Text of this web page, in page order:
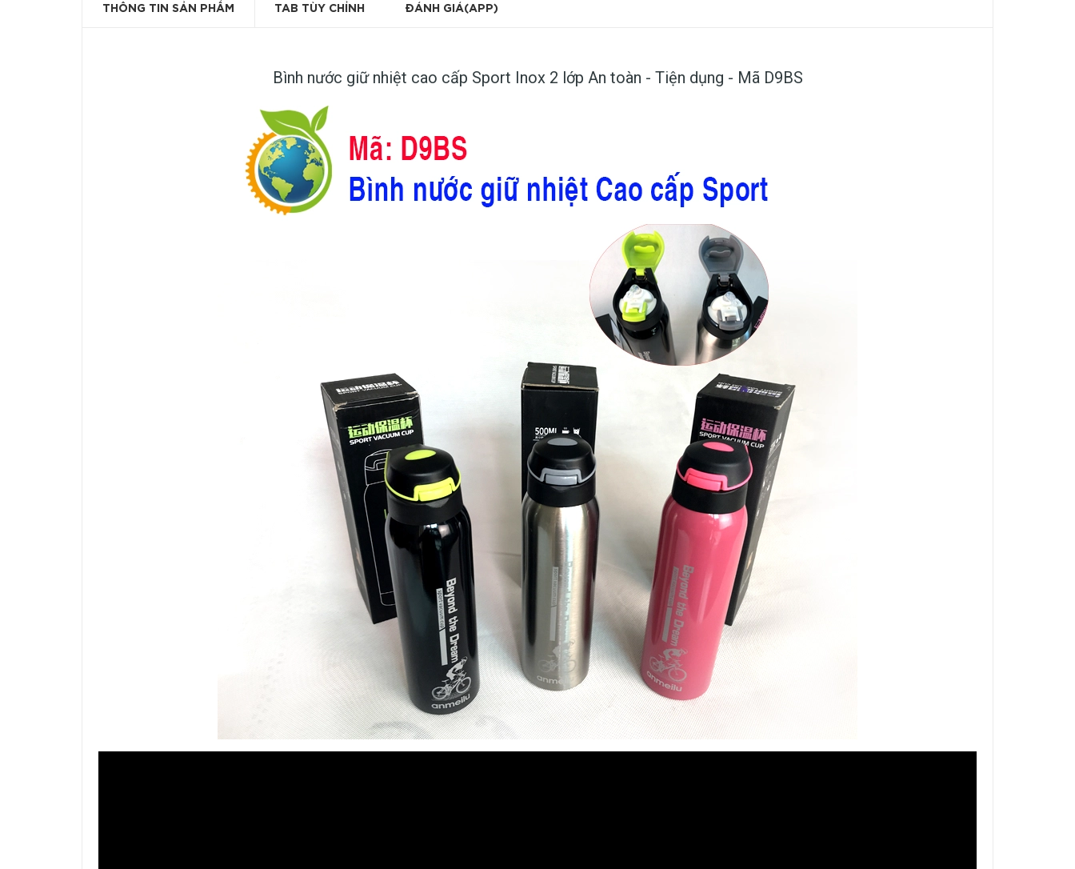
THÔNG TIN SẢN PHẨM TAB TÙY CHỈNH ĐÁNH GIÁ(APP)
Bình nước giữ nhiệt cao cấp Sport Inox 2 lớp An toàn - Tiện dụng - Mã D9BS